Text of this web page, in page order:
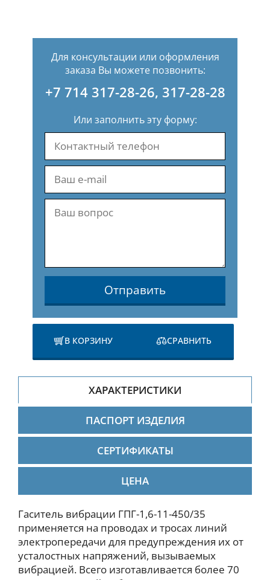
Для консультации или оформления
заказа Вы можете позвонить:
+7 714 317-28-26, 317-28-28
Или заполнить эту форму:
Отправить
В КОРЗИНУ СРАВНИТЬ
ХАРАКТЕРИСТИКИ
ПАСПОРТ ИЗДЕЛИЯ
СЕРТИФИКАТЫ
ЦЕНА
Гаситель вибрации ГПГ-1,6-11-450/35
применяется на проводах и тросах линий
электропередачи для предупреждения их от
усталостных напряжений, вызываемых
вибрацией. Всего изготавливается более 70